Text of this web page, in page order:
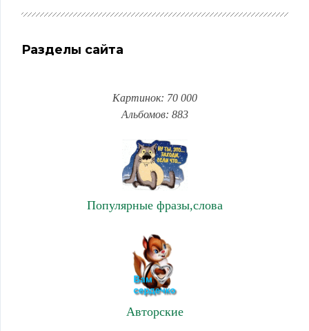
Разделы сайта
Картинок: 70 000
Альбомов: 883
Популярные фразы,слова
Авторские